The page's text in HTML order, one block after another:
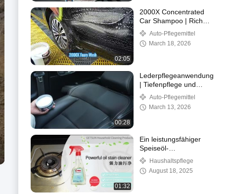
02:05
2000X Concentrated
Car Shampoo | Rich
Foam Car Wash and
Scratch-Free Cleaning
Process
Auto-Pflegemittel
March 18, 2026
00:28
Lederpflegeanwendung
| Tiefenpflege und
langanhaltender Schutz
für Lederoberflächen
Auto-Pflegemittel
March 13, 2026
01:32
Ein leistungsfähiger
Speiseöl-
Fleckenreiniger --
pflanzlich und
umweltfreundlich
Haushaltspflege
August 18, 2025